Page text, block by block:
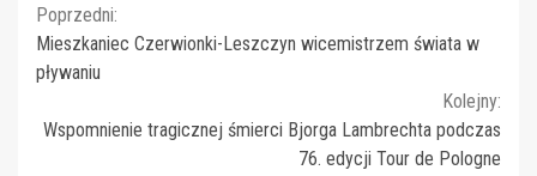
Continue
Reading
Poprzedni:
Mieszkaniec Czerwionki-Leszczyn wicemistrzem świata w
pływaniu
Kolejny:
Wspomnienie tragicznej śmierci Bjorga Lambrechta podczas
76. edycji Tour de Pologne